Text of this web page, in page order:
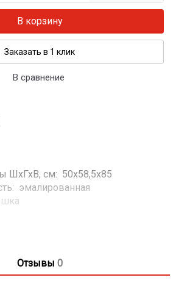
В корзину
Заказать в 1 клик
В сравнение
ШхГхВ, см: 50x58,5x85
эмалированная
стола: кнопка розжига на
Отзывы 0